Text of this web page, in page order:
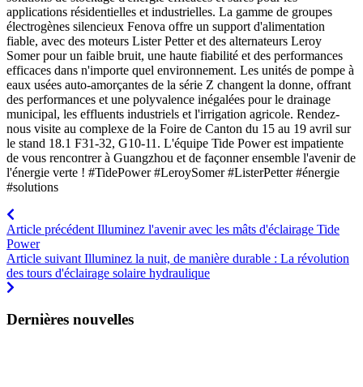
applications résidentielles et industrielles. La gamme de groupes
électrogènes silencieux Fenova offre un support d'alimentation
fiable, avec des moteurs Lister Petter et des alternateurs Leroy
Somer pour un faible bruit, une haute fiabilité et des performances
efficaces dans n'importe quel environnement. Les unités de pompe à
eaux usées auto-amorçantes de la série Z changent la donne, offrant
des performances et une polyvalence inégalées pour le drainage
municipal, les effluents industriels et l'irrigation agricole. Rendez-
nous visite au complexe de la Foire de Canton du 15 au 19 avril sur
le stand 18.1 F31-32, G10-11. L'équipe Tide Power est impatiente
de vous rencontrer à Guangzhou et de façonner ensemble l'avenir de
l'énergie verte ! #TidePower #LeroySomer #ListerPetter #énergie
#solutions
Article précédent Illuminez l'avenir avec les mâts d'éclairage Tide
Power
Article suivant Illuminez la nuit, de manière durable : La révolution
des tours d'éclairage solaire hydraulique
Dernières nouvelles